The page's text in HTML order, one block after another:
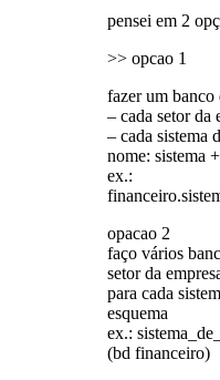
pensei em 2
>> opcao 1
fazer um banco
– cada setor da
– cada sistema
nome: sistema
ex.:
opacao 2
faço vários
setor da
para cada
esquema
ex.:
(bd financeiro)